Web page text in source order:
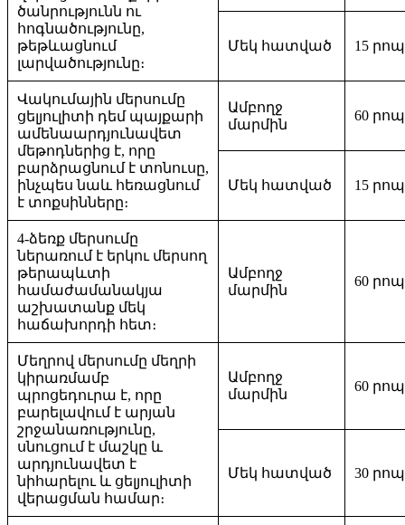
ծանրությունն ու
հոգնածությունը,
թեթևացնում
լարվածությունը։
Մեկ հատված 15
Վակումային մերսումը
ցելյուլիտի դեմ պայքարի
ամենաարդյունավետ
մեթոդներից է, որը
բարձրացնում է տոնուսը,
ինչպես նաև հեռացնում
է տոքսինները։
Ամբողջ
մարմին
60
Մեկ հատված 15
4-ձեռք մերսումը
ներառում է երկու մերսող
թերապևտի
համաժամանակյա
աշխատանք մեկ
հաճախորդի հետ։
Ամբողջ
մարմին
60
Մեղրով մերսումը մեղրի
կիրառմամբ
պրոցեդուրա է, որը
բարելավում է արյան
շրջանառությունը,
սնուցում է մաշկը և
արդյունավետ է
նիհարելու և ցելյուլիտի
վերացման համար։
Ամբողջ
մարմին
60
Մեկ հատված 30